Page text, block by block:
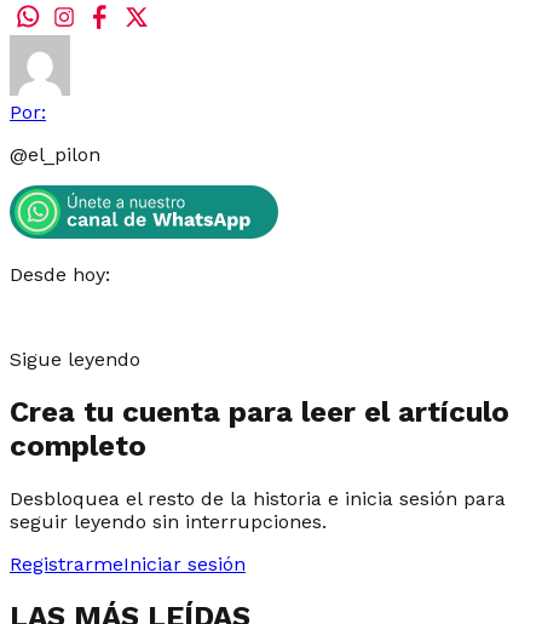
Por:
@el_pilon
Desde hoy:
Sigue leyendo
Crea tu cuenta para leer el artículo
completo
Desbloquea el resto de la historia e inicia sesión para
seguir leyendo sin interrupciones.
RegistrarmeIniciar sesión
LAS MÁS LEÍDAS